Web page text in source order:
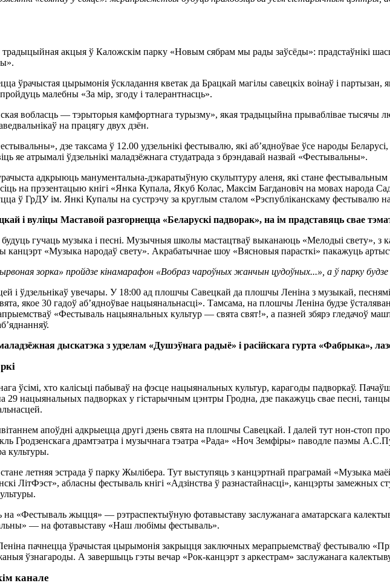
акцыя ў Каложскім парку «Новым сябрам мы рады заўсёды»: прадстаўнікі
ўрачыстая цырымонія ўскладання кветак да Брацкай магілы савецкіх воінаў і
малебны «За мір, згоду і талерантнасць».
вобласць — тэрыторыя камфортнага турызму», якая традыцыйна прываблівае тысячы
на працягу двух дзён.
дзе таксама ў 12.00 удзельнікі фестывалю, які аб’ядноўвае ўсе народы
яе атрымалі ўдзельнікі маладзёжнага студатрада з брэндавай назвай «Фестывальны».
адкрыюць манументальна-дэкаратыўную скульптуру аленя, які стане фестывальным
на прэзентацыю кнігі «Янка Купала, Якуб Колас, Максім Багдановіч на мовах народа
ў ГрДУ ім. Янкі Купалы на сустрэчу за круглым сталом «Рэспубліканскаму фестывалю
і вуліцы Маставой разгорнецца «Беларускі падворак», на ім прадставяць свае
гучаць музыка і песні. Музычныя школы мастацтваў выканаюць «Мелодыі свету»,
канцэрт «Музыка народаў свету». Акрабатычнае шоу «Вясновыя парасткі» пакажуць
зорка» пройдзе кінамарафон «Вобраз чароўных жанчын цудоўных...», а ў парку
і ўдзельнікаў увечары. У 18:00 ад плошчы Савецкай да плошчы Леніна з музыкай,
якое 30 гадоў аб’ядноўвае нацыянальнасці». Тамсама, на плошчы Леніна будзе
«Фестываль нацыянальных культур — свята свят!», а пазней збярэ гледачоў
дыскатэка з удзелам «Душэўнага радыё» і расійскага гурта «Фабрыка»,
ўсімі, хто калісьці пабываў на фэсце нацыянальных культур, карагоды падворкаў.
29 нацыянальных падворках у гістарычным цэнтры Гродна, дзе пакажуць свае песні,
апоўдні адкрыецца другі дзень свята на плошчы Савецкай. І далей тут нон-стоп
Гродзенскага драмтэатра і музычнага тэатра «Рада» «Ноч Земфіры» паводле паэмы
культуры.
летняя эстрада ў парку Жылібера. Тут выступяць з канцэртнай праграмай «Музыка
ЛітФэст», абласны фестываль кнігі «Адзінства ў разнастайнасці», канцэрты замежных
на «Фестываль жыцця» — рэтраспектыўную фотавыставу заслужанага аматарскага
— на фотавыставу «Наш любімы фестываль».
пачнецца ўрачыстая цырымонія закрыцця заключных мерапрыемстваў фестывалю
ўзнагароды. А завершыць гэты вечар «Рок-канцэрт з аркестрам» заслужанага калектыву
канале